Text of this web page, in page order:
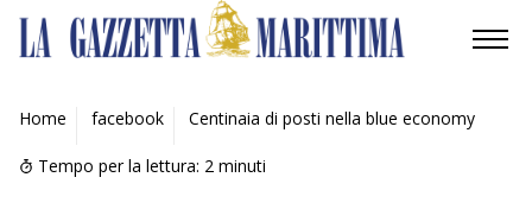
AMBIENTE
MOBILITÀ
Home facebook Centinaia di posti nella blue economy
Tempo per la lettura: 2 minuti